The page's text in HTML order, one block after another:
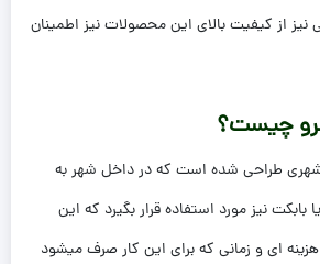
نیز از کیفیت بالای این محصولات نیز اطمینان
چیست؟
شهری طراحی شده است که در داخل شهر به
یا بابکت نیز مورد استفاده قرار بگیرد که این
ای و زمانی که برای این کار صرف میشود